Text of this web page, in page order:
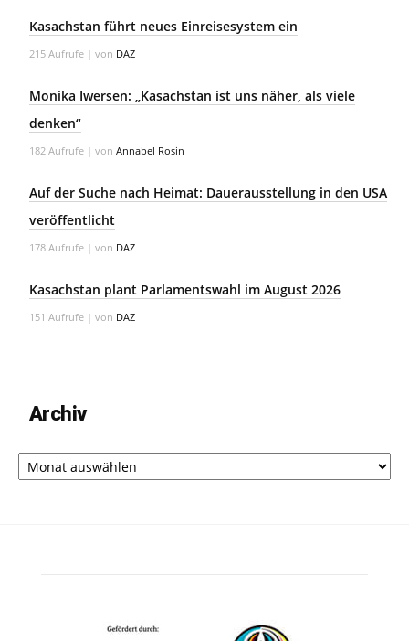
Kasachstan führt neues Einreisesystem ein
215 Aufrufe | von DAZ
Monika Iwersen: „Kasachstan ist uns näher, als viele
denken“
182 Aufrufe | von Annabel Rosin
Auf der Suche nach Heimat: Dauerausstellung in den USA
veröffentlicht
178 Aufrufe | von DAZ
Kasachstan plant Parlamentswahl im August 2026
151 Aufrufe | von DAZ
Archiv
Archiv